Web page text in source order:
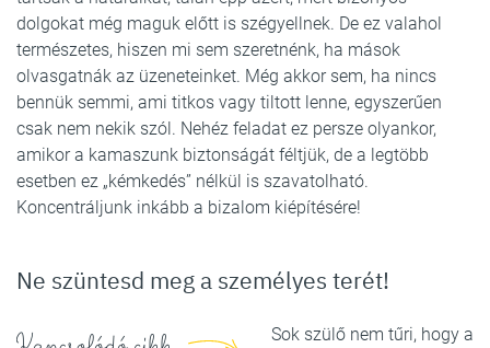
dolgokat még maguk előtt is szégyellnek. De ez valahol
természetes, hiszen mi sem szeretnénk, ha mások
olvasgatnák az üzeneteinket. Még akkor sem, ha nincs
bennük semmi, ami titkos vagy tiltott lenne, egyszerűen
csak nem nekik szól. Nehéz feladat ez persze olyankor,
amikor a kamaszunk biztonságát féltjük, de a legtöbb
esetben ez „kémkedés” nélkül is szavatolható.
Koncentráljunk inkább a bizalom kiépítésére!
Ne szüntesd meg a személyes terét!
Sok szülő nem tűri, hogy a